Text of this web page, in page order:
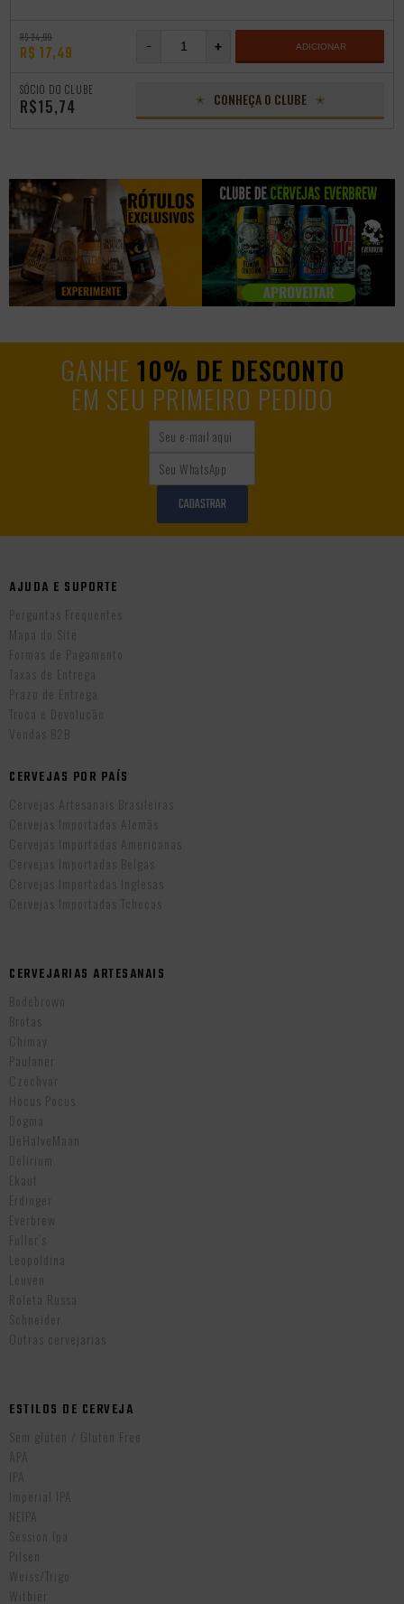
R$ 24,99
R$ 17,49 +
- ADICIONAR
SÓCIO DO CLUBE
R$15,74 CONHEÇA O CLUBE
GANHE 10% DE DESCONTO
EM SEU PRIMEIRO PEDIDO
CADASTRAR
AJUDA E SUPORTE
Perguntas Frequentes
Mapa do Site
Formas de Pagamento
Taxas de Entrega
Prazo de Entrega
Troca e Devolução
Vendas B2B
CERVEJAS POR PAÍS
Cervejas Artesanais Brasileiras
Cervejas Importadas Alemãs
Cervejas Importadas Americanas
Cervejas Importadas Belgas
Cervejas Importadas Inglesas
Cervejas Importadas Tchecas
CERVEJARIAS ARTESANAIS
Bodebrown
Brotas
Chimay
Paulaner
Czechvar
Hocus Pocus
Dogma
DeHalveMaan
Delirium
Ekaut
Erdinger
Everbrew
Fuller’s
Leopoldina
Leuven
Roleta Russa
Schneider
Outras cervejarias
ESTILOS DE CERVEJA
Sem glúten / Gluten Free
APA
IPA
Imperial IPA
NEIPA
Session Ipa
Pilsen
Weiss/Trigo
Witbier